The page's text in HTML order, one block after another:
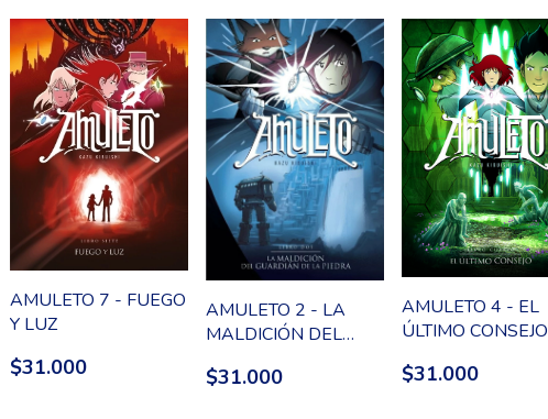
AMULETO 7 - FUEGO
Y LUZ
$31.000
AMULETO 2 - LA
MALDICIÓN DEL
PIEDRA
$31.000
AMULETO 4 - EL
ÚLTIMO CONSEJO
$31.000